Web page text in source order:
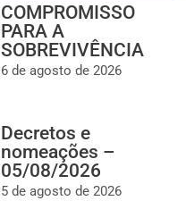
COMPROMISSO
PARA A
SOBREVIVÊNCIA
6 de agosto de 2026
Decretos e
nomeações –
05/08/2026
5 de agosto de 2026